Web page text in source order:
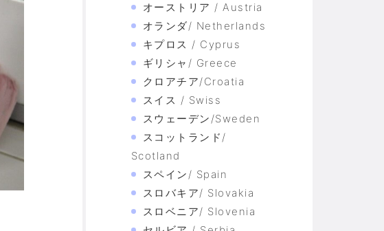
オーストリア / Austria
オランダ/ Netherlands
キプロス / Cyprus
ギリシャ/ Greece
クロアチア/Croatia
スイス / Swiss
スウェーデン/Sweden
スコットランド/
Scotland
スペイン/ Spain
スロバキア/ Slovakia
スロベニア/ Slovenia